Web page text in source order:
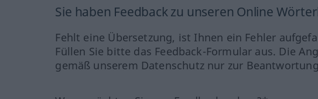
Sie haben Feedback zu unseren Online
Fehlt eine Übersetzung, ist Ihnen ein Fehler
Füllen Sie bitte das Feedback-Formular aus. Die
gemäß unserem Datenschutz nur zur